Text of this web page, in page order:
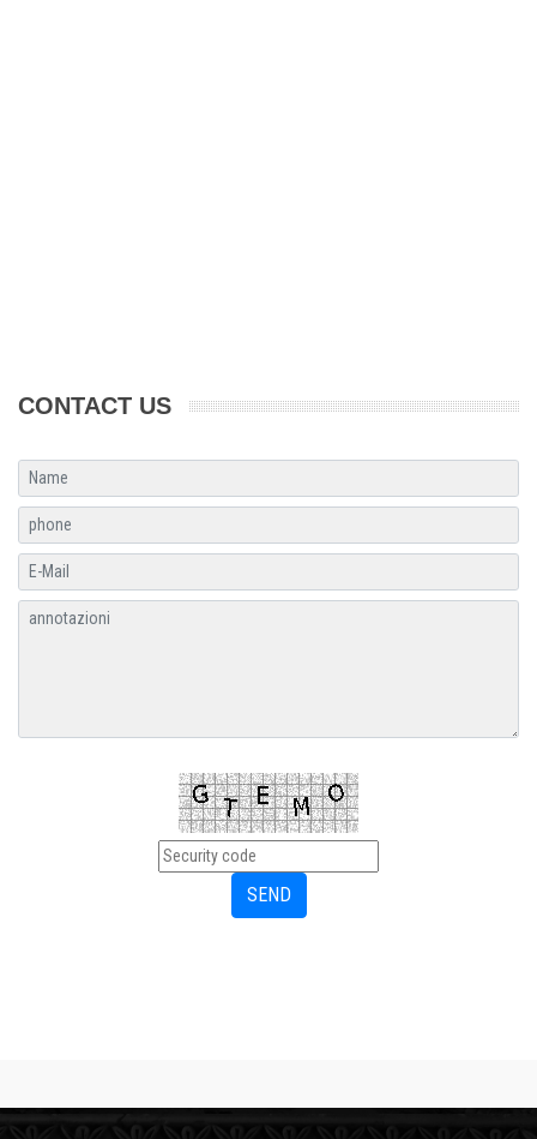
CONTACT US